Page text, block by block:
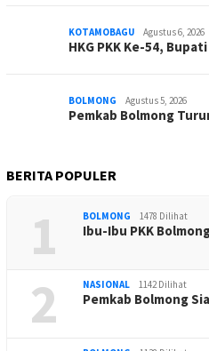
KOTAMOBAGU Agustus 6, 2026
HKG PKK Ke-54,
BOLMONG Agustus 5, 2026
Pemkab Bolmong
BERITA POPULER
1 BOLMONG 1478 Dilihat
Ibu-Ibu PKK
2 NASIONAL 1142 Dilihat
Pemkab Bolmong